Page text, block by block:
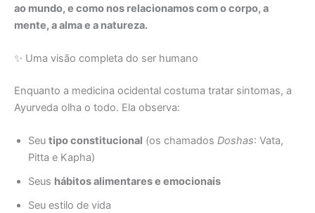
ao mundo, e como nos relacionamos com o corpo, a
mente, a alma e a natureza.
✨ Uma visão completa do ser humano
Enquanto a medicina ocidental costuma tratar sintomas, a
Ayurveda olha o todo. Ela observa:
Seu tipo constitucional (os chamados Doshas: Vata,
Pitta e Kapha)
Seus hábitos alimentares e emocionais
Seu estilo de vida